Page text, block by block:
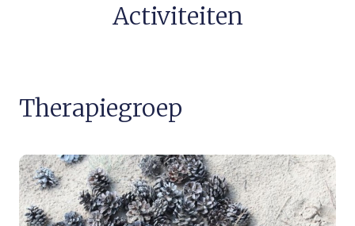
Activiteiten
Therapiegroep